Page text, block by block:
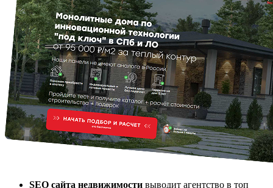
SEO сайта недвижимости выводит агентство в топ